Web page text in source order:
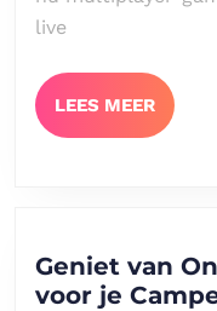
live
LEES MEERLEES
MEER
Geniet van
voor je